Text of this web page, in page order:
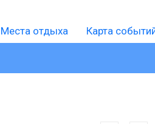
Места отдыха Карта